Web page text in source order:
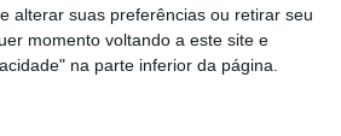
alterar suas preferências ou retirar seu
momento voltando a este site e
na parte inferior da página.
também ferimentos
com 17 e 18 anos.